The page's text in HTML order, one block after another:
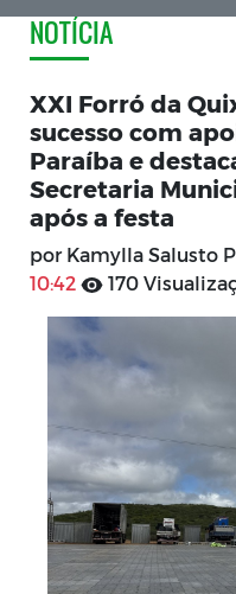
NOTÍCIA
XXI Forró da
sucesso com
Paraíba e
Secretaria
após a festa
por Kamylla Salusto
10:42
170